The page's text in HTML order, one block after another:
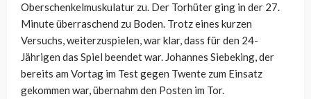
Oberschenkelmuskulatur zu. Der Torhüter ging in der 27.
Minute überraschend zu Boden. Trotz eines kurzen
Versuchs, weiterzuspielen, war klar, dass für den 24-
Jährigen das Spiel beendet war. Johannes Siebeking, der
bereits am Vortag im Test gegen Twente zum Einsatz
gekommen war, übernahm den Posten im Tor.